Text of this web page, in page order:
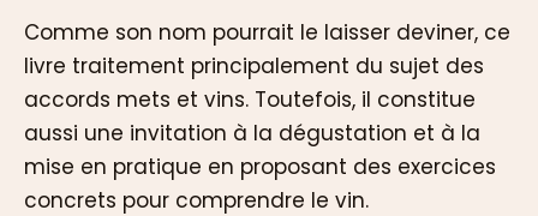
Comme son nom pourrait le laisser deviner, ce
livre traitement principalement du sujet des
accords mets et vins. Toutefois, il constitue
aussi une invitation à la dégustation et à la
mise en pratique en proposant des exercices
concrets pour comprendre le vin.